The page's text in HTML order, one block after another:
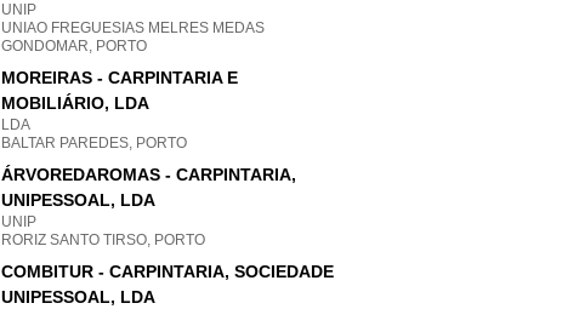
UNIP
UNIAO FREGUESIAS MELRES MEDAS
GONDOMAR, PORTO
MOREIRAS - CARPINTARIA E
MOBILIÁRIO, LDA
LDA
BALTAR PAREDES, PORTO
ÁRVOREDAROMAS - CARPINTARIA,
UNIPESSOAL, LDA
UNIP
RORIZ SANTO TIRSO, PORTO
COMBITUR - CARPINTARIA, SOCIEDADE
UNIPESSOAL, LDA